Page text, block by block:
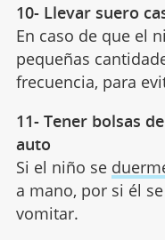
10- Llevar suero
En caso de que el
pequeñas
frecuencia, para
11- Tener bolsas
auto
Si el niño se
a mano, por si él
vomitar.